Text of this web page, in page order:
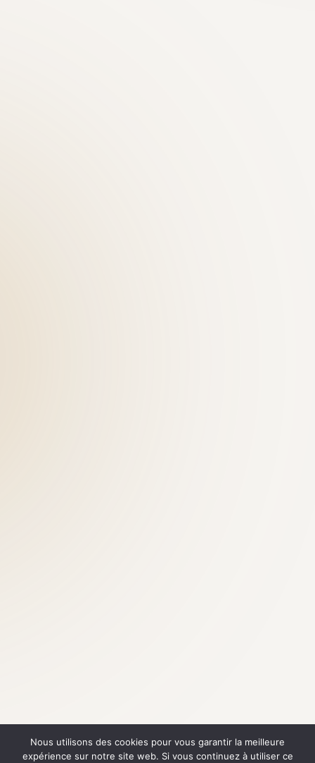
Nous utilisons des cookies pour vous garantir la meilleure
expérience sur notre site web. Si vous continuez à utiliser ce